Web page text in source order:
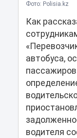
Фото: Polisia.kz
Как
автобуса,
водителя